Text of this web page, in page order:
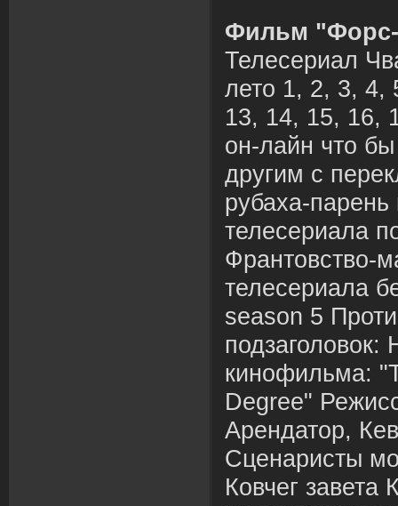
Фильм
Телесериал
лето 1, 2, 3, 4,
13, 14, 15, 16,
он-лайн что
другим с
рубаха-
телесериала
Франтовство-
телесериала
season 5
подзаголовок:
кинофильма:
Degree"
Арендатор,
Сценаристы
Ковчег